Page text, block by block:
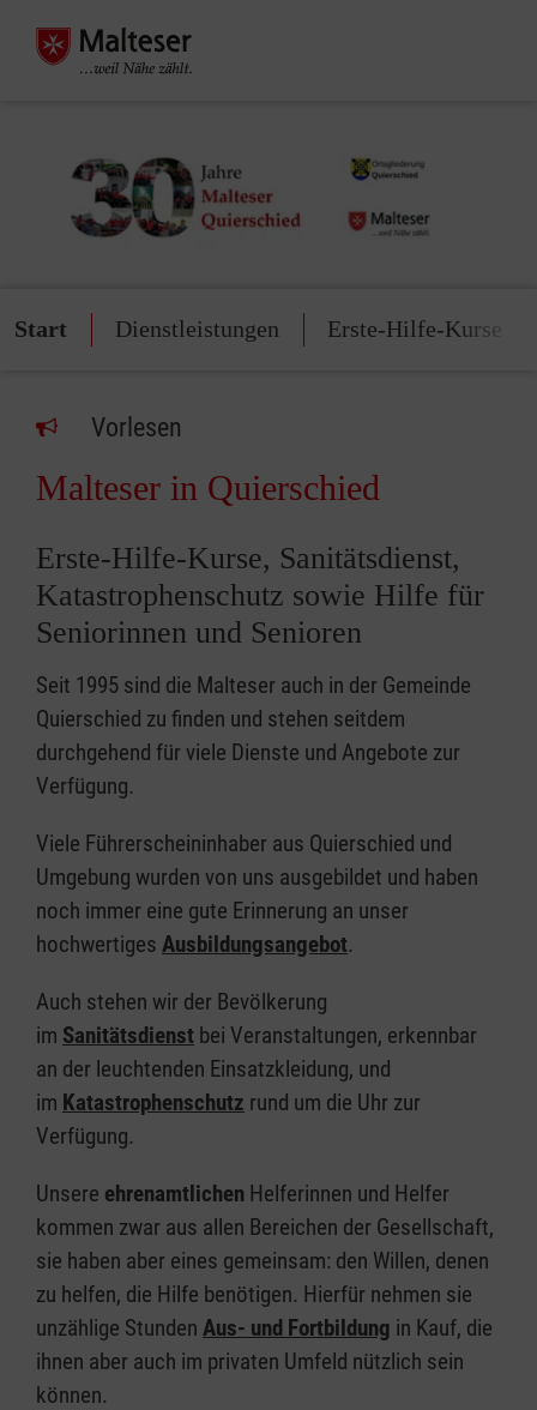
Start Dienstleistungen Erste-Hilfe-Kurse
Vorlesen
Malteser in Quierschied
Erste-Hilfe-Kurse, Sanitätsdienst,
Katastrophenschutz sowie Hilfe für
Seniorinnen und Senioren
Seit 1995 sind die Malteser auch in der Gemeinde
Quierschied zu finden und stehen seitdem
durchgehend für viele Dienste und Angebote zur
Verfügung.
Viele Führerscheininhaber aus Quierschied und
Umgebung wurden von uns ausgebildet und haben
noch immer eine gute Erinnerung an unser
hochwertiges Ausbildungsangebot.
Auch stehen wir der Bevölkerung
im Sanitätsdienst bei Veranstaltungen, erkennbar
an der leuchtenden Einsatzkleidung, und
im Katastrophenschutz rund um die Uhr zur
Verfügung.
Unsere ehrenamtlichen Helferinnen und Helfer
kommen zwar aus allen Bereichen der Gesellschaft,
sie haben aber eines gemeinsam: den Willen, denen
zu helfen, die Hilfe benötigen. Hierfür nehmen sie
unzählige Stunden Aus- und Fortbildung in Kauf, die
ihnen aber auch im privaten Umfeld nützlich sein
können.